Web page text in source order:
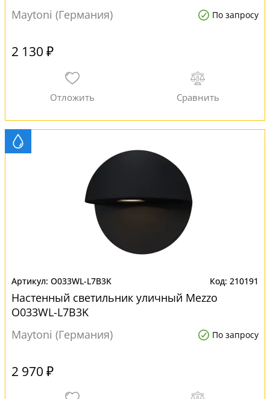
Maytoni (Германия)
По запросу
2 130 ₽
O033WL-L7B3K 210191
Настенный светильник уличный Mezzo
O033WL-L7B3K
Maytoni (Германия)
По запросу
2 970 ₽